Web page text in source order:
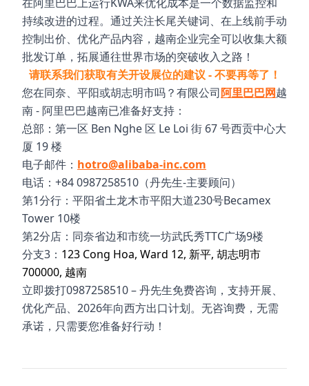
持续改进的过程。通过关注长尾关键词、在上线前手动
控制出价、优化产品内容，越南企业完全可以收集大额
批发订单，拓展通往世界市场的突破收入之路！
请联系我们获取有关开设展位的建议 - 不要再等了！
您在同奈、平阳或胡志明市吗？有限公司阿里巴巴网越
南 - 阿里巴巴越南已准备好支持：
总部：第一区 Ben Nghe 区 Le Loi 街 67 号西贡中心大
厦 19 楼
电子邮件： hotro@alibaba-inc.com
电话：+84 0987258510（丹先生-主要顾问）
第1分行：平阳省土龙木市平阳大道230号Becamex
Tower 10楼
第2分店：同奈省边和市统一坊武氏秀TTC广场9楼
分支3： 123 Cong Hoa, Ward 12, 新平, 胡志明市
700000, 越南
立即拨打0987258510 – 丹先生免费咨询，支持开展、
优化产品、2026年向西方出口计划。无咨询费，无需
承诺，只需要您准备好行动！